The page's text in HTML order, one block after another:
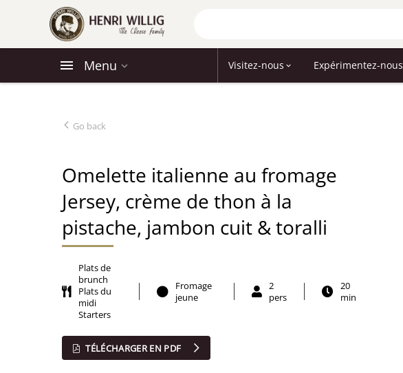
Menu Visitez-nous Expérimentez-nous
Go back
Omelette italienne au fromage
Jersey, crème de thon à la
pistache, jambon cuit & toralli
Plats de
brunch
Plats du
midi
Starters
Fromage
jeune
2
pers
20
min
TÉLÉCHARGER EN PDF